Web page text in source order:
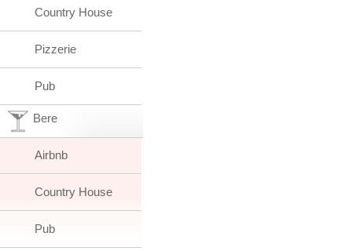
Country House
Pizzerie
Pub
Bere
Airbnb
Country House
Pub